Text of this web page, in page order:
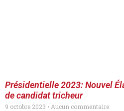
Présidentielle 2023: Nouvel
de candidat tricheur
9 octobre 2023
Aucun commentaire